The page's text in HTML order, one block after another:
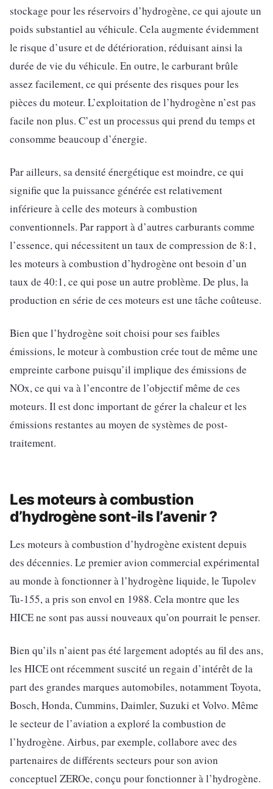
stockage pour les réservoirs d’hydrogène, ce qui ajoute un
poids substantiel au véhicule. Cela augmente évidemment
le risque d’usure et de détérioration, réduisant ainsi la
durée de vie du véhicule. En outre, le carburant brûle
assez facilement, ce qui présente des risques pour les
pièces du moteur. L’exploitation de l’hydrogène n’est pas
facile non plus. C’est un processus qui prend du temps et
consomme beaucoup d’énergie.
Par ailleurs, sa densité énergétique est moindre, ce qui
signifie que la puissance générée est relativement
inférieure à celle des moteurs à combustion
conventionnels. Par rapport à d’autres carburants comme
l’essence, qui nécessitent un taux de compression de 8:1,
les moteurs à combustion d’hydrogène ont besoin d’un
taux de 40:1, ce qui pose un autre problème. De plus, la
production en série de ces moteurs est une tâche coûteuse.
Bien que l’hydrogène soit choisi pour ses faibles
émissions, le moteur à combustion crée tout de même une
empreinte carbone puisqu’il implique des émissions de
NOx, ce qui va à l’encontre de l’objectif même de ces
moteurs. Il est donc important de gérer la chaleur et les
émissions restantes au moyen de systèmes de post-
traitement.
Les moteurs à combustion
d’hydrogène sont-ils l’avenir ?
Les moteurs à combustion d’hydrogène existent depuis
des décennies. Le premier avion commercial expérimental
au monde à fonctionner à l’hydrogène liquide, le Tupolev
Tu-155, a pris son envol en 1988. Cela montre que les
HICE ne sont pas aussi nouveaux qu’on pourrait le penser.
Bien qu’ils n’aient pas été largement adoptés au fil des ans,
les HICE ont récemment suscité un regain d’intérêt de la
part des grandes marques automobiles, notamment Toyota,
Bosch, Honda, Cummins, Daimler, Suzuki et Volvo. Même
le secteur de l’aviation a exploré la combustion de
l’hydrogène. Airbus, par exemple, collabore avec des
partenaires de différents secteurs pour son avion
conceptuel ZEROe, conçu pour fonctionner à l’hydrogène.